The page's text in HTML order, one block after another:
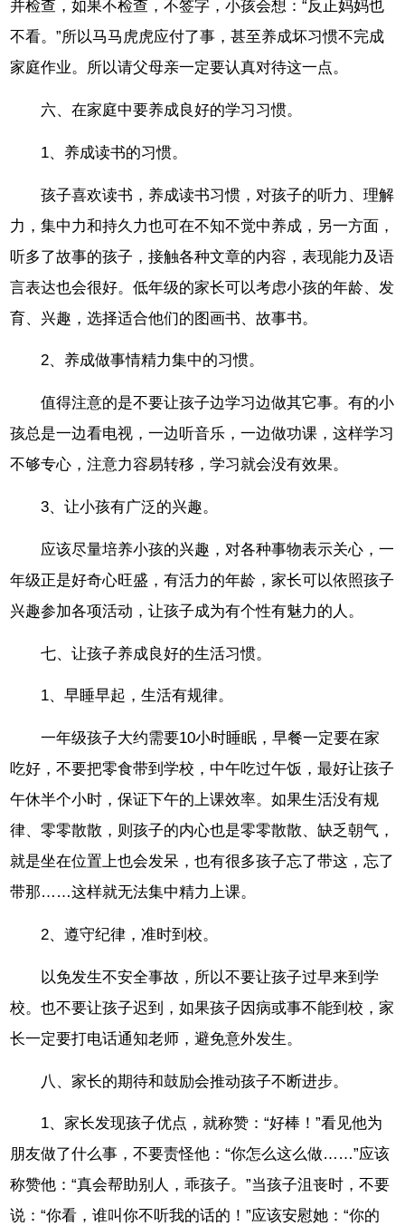
并检查，如果不检查，不签字，小孩会想：“反正妈妈也
不看。”所以马马虎虎应付了事，甚至养成坏习惯不完成
家庭作业。所以请父母亲一定要认真对待这一点。
六、在家庭中要养成良好的学习习惯。
1、养成读书的习惯。
孩子喜欢读书，养成读书习惯，对孩子的听力、理解
力，集中力和持久力也可在不知不觉中养成，另一方面，
听多了故事的孩子，接触各种文章的内容，表现能力及语
言表达也会很好。低年级的家长可以考虑小孩的年龄、发
育、兴趣，选择适合他们的图画书、故事书。
2、养成做事情精力集中的习惯。
值得注意的是不要让孩子边学习边做其它事。有的小
孩总是一边看电视，一边听音乐，一边做功课，这样学习
不够专心，注意力容易转移，学习就会没有效果。
3、让小孩有广泛的兴趣。
应该尽量培养小孩的兴趣，对各种事物表示关心，一
年级正是好奇心旺盛，有活力的年龄，家长可以依照孩子
兴趣参加各项活动，让孩子成为有个性有魅力的人。
七、让孩子养成良好的生活习惯。
1、早睡早起，生活有规律。
一年级孩子大约需要10小时睡眠，早餐一定要在家
吃好，不要把零食带到学校，中午吃过午饭，最好让孩子
午休半个小时，保证下午的上课效率。如果生活没有规
律、零零散散，则孩子的内心也是零零散散、缺乏朝气，
就是坐在位置上也会发呆，也有很多孩子忘了带这，忘了
带那……这样就无法集中精力上课。
2、遵守纪律，准时到校。
以免发生不安全事故，所以不要让孩子过早来到学
校。也不要让孩子迟到，如果孩子因病或事不能到校，家
长一定要打电话通知老师，避免意外发生。
八、家长的期待和鼓励会推动孩子不断进步。
1、家长发现孩子优点，就称赞：“好棒！”看见他为
朋友做了什么事，不要责怪他：“你怎么这么做……”应该
称赞他：“真会帮助别人，乖孩子。”当孩子沮丧时，不要
说：“你看，谁叫你不听我的话的！”应该安慰她：“你的